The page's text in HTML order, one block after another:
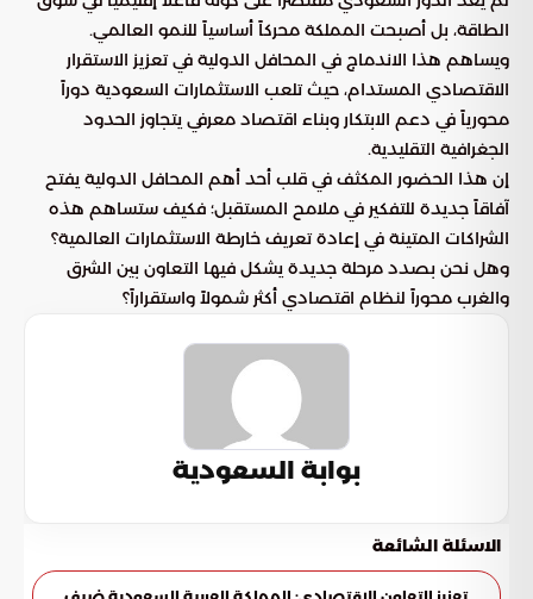
الطاقة، بل أصبحت المملكة محركاً أساسياً للنمو العالمي.
ويساهم هذا الاندماج في المحافل الدولية في تعزيز الاستقرار
الاقتصادي المستدام، حيث تلعب الاستثمارات السعودية دوراً
محورياً في دعم الابتكار وبناء اقتصاد معرفي يتجاوز الحدود
الجغرافية التقليدية.
إن هذا الحضور المكثف في قلب أحد أهم المحافل الدولية يفتح
آفاقاً جديدة للتفكير في ملامح المستقبل؛ فكيف ستساهم هذه
الشراكات المتينة في إعادة تعريف خارطة الاستثمارات العالمية؟
وهل نحن بصدد مرحلة جديدة يشكل فيها التعاون بين الشرق
والغرب محوراً لنظام اقتصادي أكثر شمولاً واستقراراً؟
بوابة السعودية
الاسئلة الشائعة